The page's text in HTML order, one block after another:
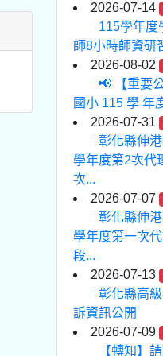
2026-07-14
115學年度
師8小時師資研
2026-08-02
📢 【重要
國小 115 學 年
2026-07-31
彰化縣伸
學年度第2次代
次...
2026-07-07
彰化縣伸
學年度第一次
段...
2026-07-13
彰化縣高
訴資訊公開
2026-07-09
【轉知】